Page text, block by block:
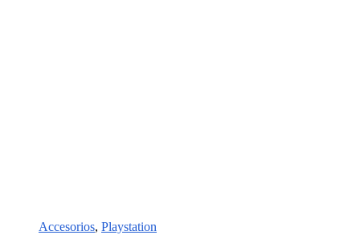
Accesorios, Playstation